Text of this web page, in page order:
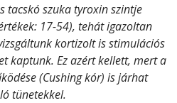
tacskó szuka tyroxin szintje
17-54), tehát igazoltan
kortizolt is stimulációs
kaptunk. Ez azért kellett, mert a
(Cushing kór) is járhat
tünetekkel.